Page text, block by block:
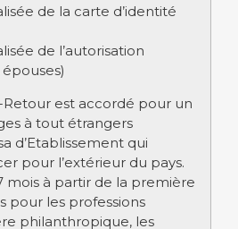
de la carte d’identité
de l’autorisation
Retour est accordé pour un
à tout étrangers
d’Etablissement qui
pour l’extérieur du pays.
mois à partir de la première
pour les professions
philanthropique, les